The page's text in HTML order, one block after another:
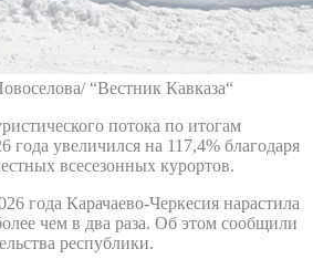
“Вестник Кавказа“
потока по итогам
года увеличился на 117,4% благодаря
всесезонных курортов.
года Карачаево-Черкесия нарастила
чем в два раза. Об этом сообщили
республики.